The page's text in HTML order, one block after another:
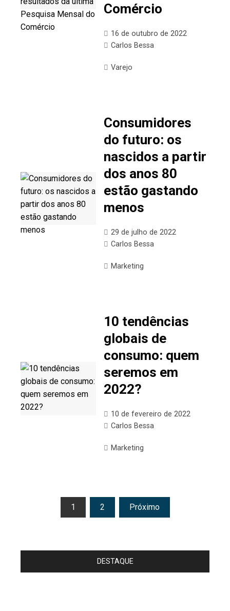
Comércio
16 de outubro de 2022
Carlos Bessa
Varejo
Consumidores
do futuro: os
nascidos a partir
dos anos 80
estão gastando
menos
29 de julho de 2022
Carlos Bessa
Marketing
10 tendências
globais de
consumo: quem
seremos em
2022?
10 de fevereiro de 2022
Carlos Bessa
Marketing
Paginação
posts
1 2 Próximo
DESTAQUE